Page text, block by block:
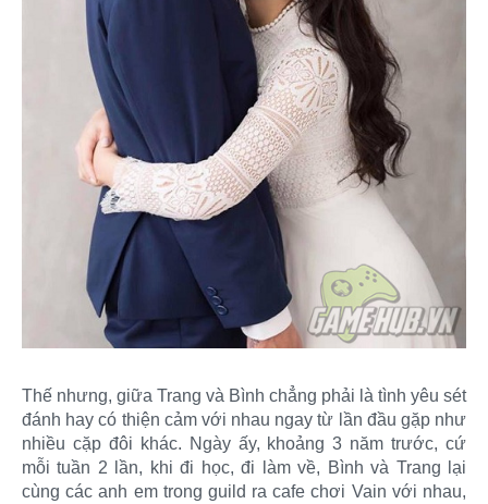
Thế nhưng, giữa Trang và Bình chẳng phải là tình yêu sét
đánh hay có thiện cảm với nhau ngay từ lần đầu gặp như
nhiều cặp đôi khác. Ngày ấy, khoảng 3 năm trước, cứ
mỗi tuần 2 lần, khi đi học, đi làm về, Bình và Trang lại
cùng các anh em trong guild ra cafe chơi Vain với nhau,